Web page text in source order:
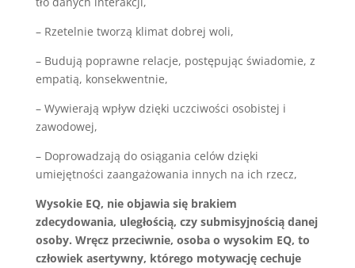
– Rzetelnie tworzą klimat dobrej woli,
– Budują poprawne relacje, postępując świadomie, z
empatią, konsekwentnie,
– Wywierają wpływ dzięki uczciwości osobistej i
zawodowej,
– Doprowadzają do osiągania celów dzięki
umiejętności zaangażowania innych na ich rzecz,
Wysokie EQ, nie objawia się brakiem
zdecydowania, uległością, czy submisyjnością danej
osoby. Wręcz przeciwnie, osoba o wysokim EQ, to
człowiek asertywny, którego motywację cechuje